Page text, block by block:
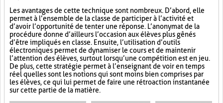
Les avantages de cette technique sont nombreux. D’abord, elle
permet à l’ensemble de la classe de participer à l’activité et
d’avoir l’opportunité de tenter une réponse. L’anonymat de la
procédure donne d’ailleurs l’occasion aux élèves plus gênés
d’être impliqués en classe. Ensuite, l’utilisation d’outils
électroniques permet de dynamiser le cours et de maintenir
l’attention des élèves, surtout lorsqu’une compétition est en jeu.
De plus, cette stratégie permet à l’enseignant de voir en temps
réel quelles sont les notions qui sont moins bien comprises par
les élèves, ce qui lui permet de faire une rétroaction instantanée
sur cette partie de la matière.